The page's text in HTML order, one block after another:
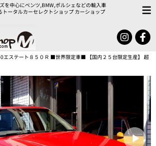
を中心にベンツ,BMW,ポルシェなどの輸入車
トータルカーセレクトショップ カーショップ
エステート８５０Ｒ ■世界限定車■ 【国内２５台限定生産】 超